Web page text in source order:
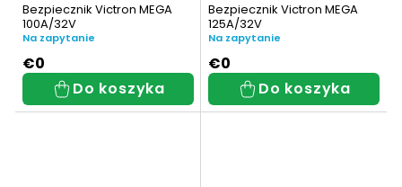
Bezpiecznik Victron MEGA
100A/32V
Na zapytanie
€0
Do koszyka
Bezpiecznik Victron MEGA
125A/32V
Na zapytanie
€0
Do koszyka